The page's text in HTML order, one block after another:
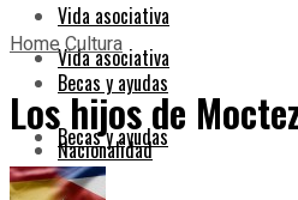
Vida asociativa
Becas y ayudas
Nacionalidad
Vida asociativa
Becas y ayudas
HomeCultura
Los hijos de